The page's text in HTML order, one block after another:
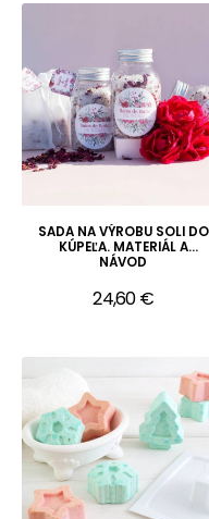
SADA NA VÝROBU SOLI DO
KÚPEĽA. MATERIÁL A
NÁVOD
24,60 €